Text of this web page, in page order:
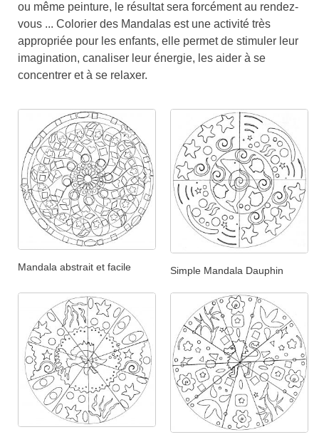
ou même peinture, le résultat sera forcément au rendez-
vous ... Colorier des Mandalas est une activité très
appropriée pour les enfants, elle permet de stimuler leur
imagination, canaliser leur énergie, les aider à se
concentrer et à se relaxer.
Mandala abstrait et facile Simple Mandala Dauphin